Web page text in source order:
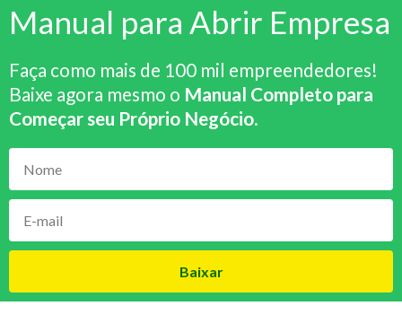
Manual para Abrir Empresa
Faça como mais de 100 mil empreendedores!
Baixe agora mesmo o Manual Completo para
Começar seu Próprio Negócio.
Baixar